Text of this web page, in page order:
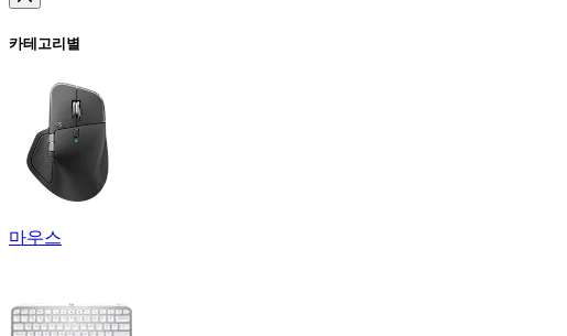
카테고리별
마우스